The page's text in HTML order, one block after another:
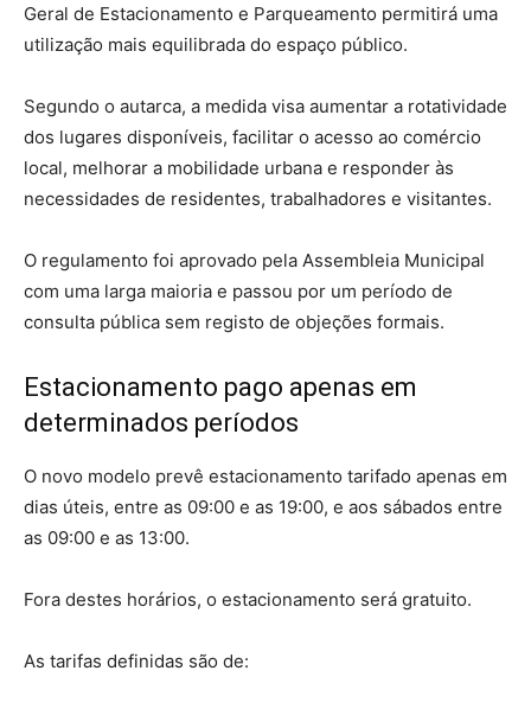
Geral de Estacionamento e Parqueamento permitirá uma
utilização mais equilibrada do espaço público.
Segundo o autarca, a medida visa aumentar a rotatividade
dos lugares disponíveis, facilitar o acesso ao comércio
local, melhorar a mobilidade urbana e responder às
necessidades de residentes, trabalhadores e visitantes.
O regulamento foi aprovado pela Assembleia Municipal
com uma larga maioria e passou por um período de
consulta pública sem registo de objeções formais.
Estacionamento pago apenas em
determinados períodos
O novo modelo prevê estacionamento tarifado apenas em
dias úteis, entre as 09:00 e as 19:00, e aos sábados entre
as 09:00 e as 13:00.
Fora destes horários, o estacionamento será gratuito.
As tarifas definidas são de: